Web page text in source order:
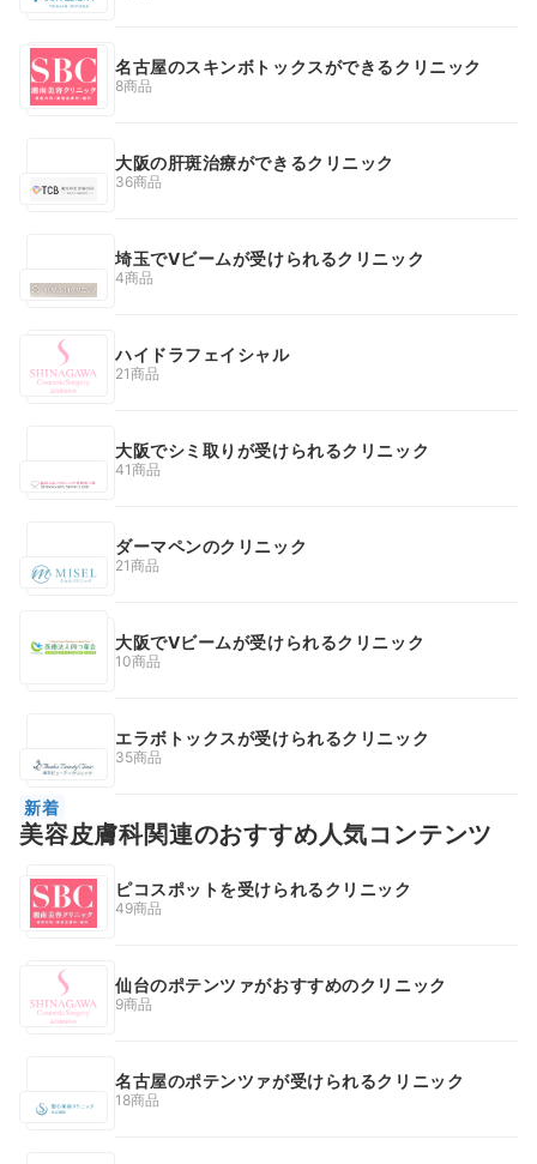
名古屋のスキンボトックスができるクリニック
8商品
大阪の肝斑治療ができるクリニック
36商品
埼玉でVビームが受けられるクリニック
4商品
ハイドラフェイシャル
21商品
大阪でシミ取りが受けられるクリニック
41商品
ダーマペンのクリニック
21商品
大阪でVビームが受けられるクリニック
10商品
エラボトックスが受けられるクリニック
35商品
新着
美容皮膚科関連のおすすめ人気コンテンツ
ピコスポットを受けられるクリニック
49商品
仙台のポテンツァがおすすめのクリニック
9商品
名古屋のポテンツァが受けられるクリニック
18商品